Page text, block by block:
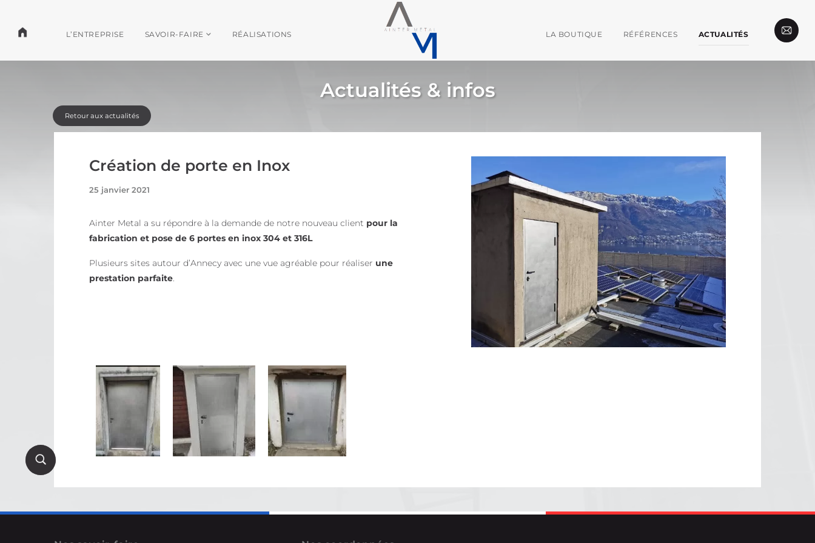
L’ENTREPRISE SAVOIR-FAIRE RÉALISATIONS LA BOUTIQUE RÉFÉRENCES ACTUALITÉS
Actualités & infos
Retour aux actualités
Création de porte en Inox
25 janvier 2021
Ainter Metal a su répondre à la demande de notre nouveau client pour la
fabrication et pose de 6 portes en inox 304 et 316L
Plusieurs sites autour d’Annecy avec une vue agréable pour réaliser une
prestation parfaite.